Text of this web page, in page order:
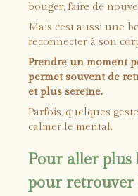
bouger, faire de
Mais c’est aussi une
reconnecter à son
Prendre un moment
permet souvent de
et plus sereine.
Parfois, quelques
calmer le mental.
Pour aller plus
pour retrouver